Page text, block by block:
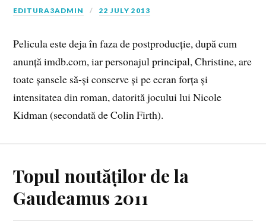
EDITURA3ADMIN 22 JULY 2013
Pelicula este deja în faza de postproducție, după cum
anunță imdb.com, iar personajul principal, Christine, are
toate șansele să-și conserve și pe ecran forța și
intensitatea din roman, datorită jocului lui Nicole
Kidman (secondată de Colin Firth).
Topul noutăților de la
Gaudeamus 2011